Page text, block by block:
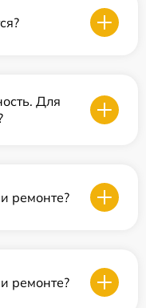
Для
ремонте?
ремонте?